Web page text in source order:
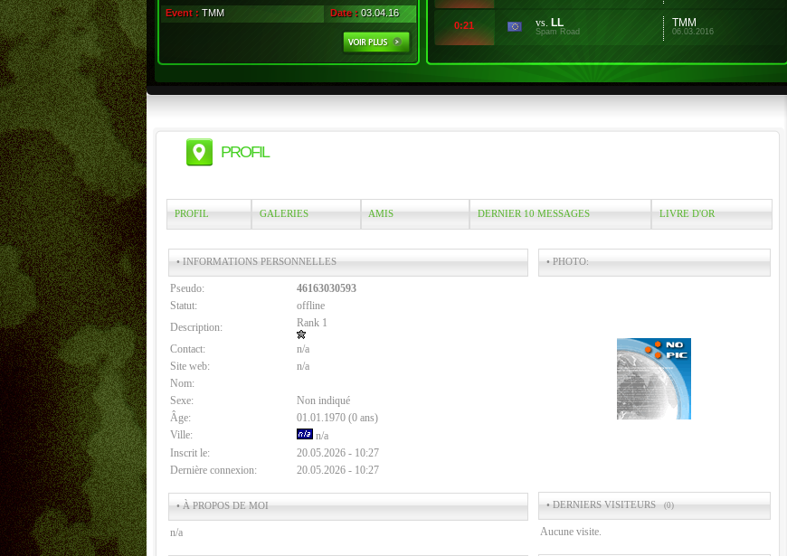
Event : TMM Date : 03.04.16
0:21 vs. LL
Spam Road
TMM
06.03.2016
PROFIL
PROFIL GALERIES AMIS DERNIER 10 MESSAGES LIVRE D'OR
• INFORMATIONS PERSONNELLES
Pseudo:
46163030593
Statut:
offline
Description:
Rank 1
Contact:
n/a
Site web:
n/a
Nom:
Sexe:
Non indiqué
Âge:
01.01.1970 (0 ans)
Ville:
n/a
Inscrit le:
20.05.2026 - 10:27
Dernière connexion:
20.05.2026 - 10:27
• À PROPOS DE MOI
n/a
• PHOTO:
• DERNIERS VISITEURS (0)
Aucune visite.